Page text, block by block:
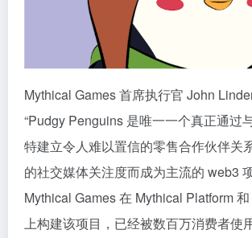
Mythical Games 首席执行官 John
“Pudgy Penguins 是唯一一个真正通过
特建立令人难以置信的零售合作伙伴关
的社交媒体关注度而成为主流的 web3
Mythical Games 在 Mythical Platform
上构建该项目，已经被数百万消费者使